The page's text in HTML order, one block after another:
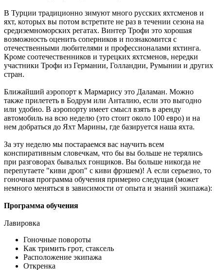
В Турции традиционно зимуют много русских яхтсменов и
яхт, которых вы потом встретите не раз в течении сезона на
средиземноморских регатах. Винтер Трофи это хорошая
возможность оценить соперников и познакомится с
отечественными любителями и профессионалами яхтинга.
Кроме соотечественников и турецких яхтсменов, нередки
участники Трофи из Германии, Голландии, Румынии и других
стран.
Ближайший аэропорт к Мармарису это Даламан. Можно
также прилететь в Бодрум или Анталию, если это выгодно
или удобно. В аэропорту имеет смысл взять в аренду
автомобиль на всю неделю (это стоит около 100 евро) и на
нем добраться до Яхт Марины, где базируется наша яхта.
За эту неделю мы постараемся вас научить всем
конспиративным словечкам, что бы вы больше не терялись
при разговорах бывалых гонщиков. Вы больше никогда не
перепутаете "киви дроп" с киви фрэшем)! А если серьезно, то
гоночная программа обучения примерно следущая (может
немного меняться в зависимости от опыта и знаний экипажа):
Программа обучения
Лавировка
Гоночные повороты
Как тримить грот, стаксель
Расположение экипажа
Откренка